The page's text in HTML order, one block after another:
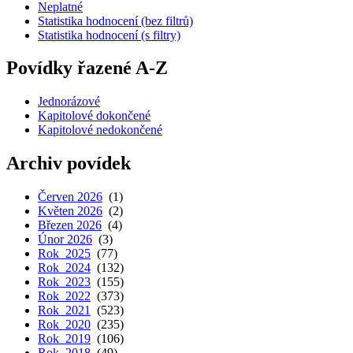
Neplatné
Statistika hodnocení (bez filtrů)
Statistika hodnocení (s filtry)
Povídky řazené A-Z
Jednorázové
Kapitolové dokončené
Kapitolové nedokončené
Archiv povídek
Červen 2026 (1)
Květen 2026 (2)
Březen 2026 (4)
Únor 2026 (3)
Rok 2025 (77)
Rok 2024 (132)
Rok 2023 (155)
Rok 2022 (373)
Rok 2021
(523)
Rok 2020 (235)
Rok 2019 (106)